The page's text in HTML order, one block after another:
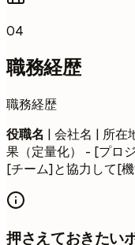
04
職務経歴
職務経歴
役職名 | 会社名 | 所在
果（定量化） - [プロ
[チーム]と協力して[
押さえておきたい